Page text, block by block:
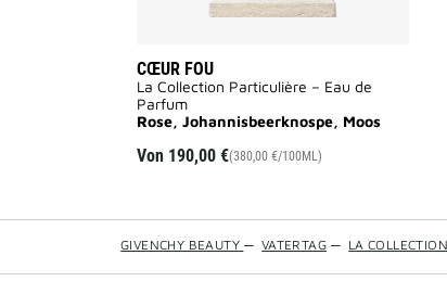
CŒUR FOU
La Collection Particulière – Eau de
Parfum
Rose, Johannisbeerknospe, Moos
Von 190,00 €(380,00 €/100ML)
GIVENCHY BEAUTY — VATERTAG — LA